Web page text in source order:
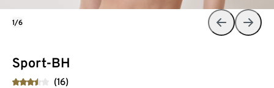
Sport-BH
(16)
1/6